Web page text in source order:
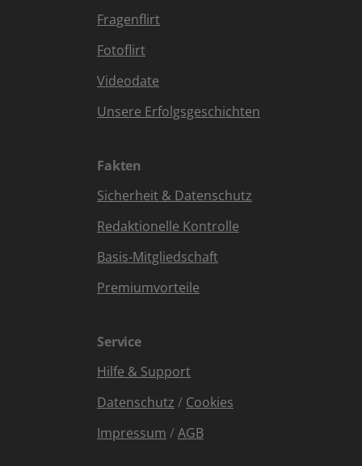
Fragenflirt
Fotoflirt
Videodate
Unsere Erfolgsgeschichten
Fakten
Sicherheit & Datenschutz
Redaktionelle Kontrolle
Basis-Mitgliedschaft
Premiumvorteile
Service
Hilfe & Support
Datenschutz / Cookies
Impressum /AGB